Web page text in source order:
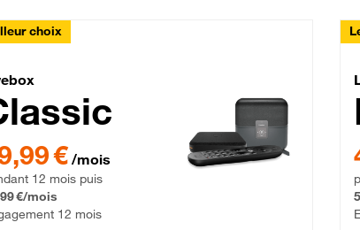
choix
Classic Fibre
€ par mois pendant 12 mois puis 42,99 € par mois,
€/mois
12 mois puis
€/mois
12 mois